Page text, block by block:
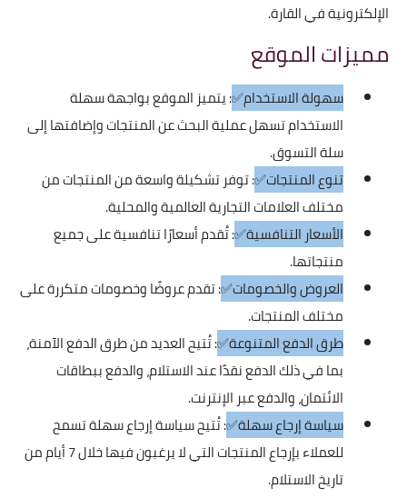
الإلكترونية في القارة.
مميزات الموقع
سهولة الاستخدام✅: يتميز الموقع بواجهة سهلة
الاستخدام تسهل عملية البحث عن المنتجات وإضافتها إلى
سلة التسوق.
تنوع المنتجات✅: توفر تشكيلة واسعة من المنتجات من
مختلف العلامات التجارية العالمية والمحلية.
الأسعار التنافسية✅: تُقدم أسعارًا تنافسية على جميع
منتجاتها.
العروض والخصومات✅: تقدم عروضًا وخصومات متكررة على
مختلف المنتجات.
طرق الدفع المتنوعة✅: تُتيح العديد من طرق الدفع الآمنة،
بما في ذلك الدفع نقدًا عند الاستلام، والدفع ببطاقات
الائتمان، والدفع عبر الإنترنت.
سياسة إرجاع سهلة✅: تُتيح سياسة إرجاع سهلة تسمح
للعملاء بإرجاع المنتجات التي لا يرغبون فيها خلال 7 أيام من
تاريخ الاستلام.